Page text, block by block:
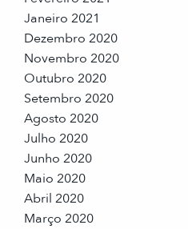
Janeiro 2021
Dezembro 2020
Novembro 2020
Outubro 2020
Setembro 2020
Agosto 2020
Julho 2020
Junho 2020
Maio 2020
Abril 2020
Março 2020